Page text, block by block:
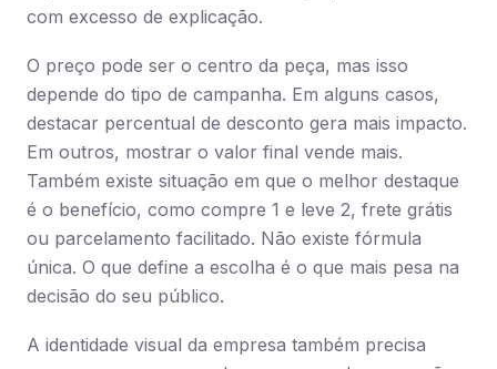
com excesso de explicação.
O preço pode ser o centro da peça, mas isso
depende do tipo de campanha. Em alguns casos,
destacar percentual de desconto gera mais impacto.
Em outros, mostrar o valor final vende mais.
Também existe situação em que o melhor destaque
é o benefício, como compre 1 e leve 2, frete grátis
ou parcelamento facilitado. Não existe fórmula
única. O que define a escolha é o que mais pesa na
decisão do seu público.
A identidade visual da empresa também precisa